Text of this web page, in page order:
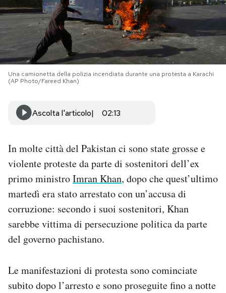
NEWSLETTER
I MIEI PREFERITI
SHOP
CALENDARIO
Area Personale
Newsletter
Notifiche mobile
Esci
Una camionetta della polizia incendiata durante una protesta a Karachi
(AP Photo/Fareed Khan)
Ascolta l'articolo 02:13
In molte città del Pakistan ci sono state grosse e
violente proteste da parte di sostenitori dell’ex
primo ministroImran Khan, dopo che quest’ultimo
martedì era stato arrestato con un’accusa di
corruzione: secondo i suoi sostenitori, Khan
sarebbe vittima di persecuzione politica da parte
del governo pachistano.
Le manifestazioni di protesta sono cominciate
subito dopo l’arresto e sono proseguite fino a notte